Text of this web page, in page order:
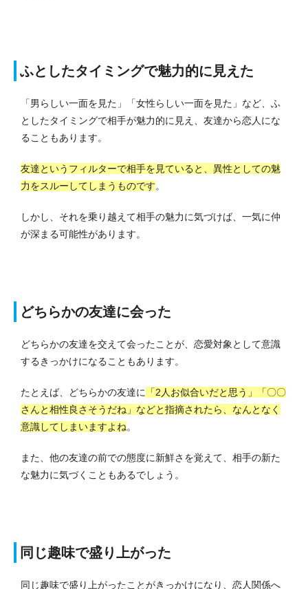
ふとしたタイミングで魅力的に見えた
「男らしい一面を見た」「女性らしい一面を見た」など、ふ
としたタイミングで相手が魅力的に見え、友達から恋人にな
ることもあります。
友達というフィルターで相手を見ていると、異性としての魅
力をスルーしてしまうものです。
しかし、それを乗り越えて相手の魅力に気づけば、一気に仲
が深まる可能性があります。
どちらかの友達に会った
どちらかの友達を交えて会ったことが、恋愛対象として意識
するきっかけになることもあります。
たとえば、どちらかの友達に 「2人お似合いだと思う」「〇〇
さんと相性良さそうだね」などと指摘されたら、なんとなく
意識してしまいますよね。
また、他の友達の前での態度に新鮮さを覚えて、相手の新た
な魅力に気づくこともあるでしょう。
同じ趣味で盛り上がった
同じ趣味で盛り上がったことがきっかけになり、恋人関係へ